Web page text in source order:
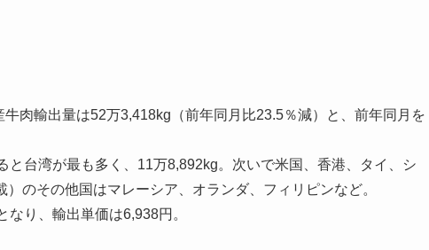
肉輸出量は52万3,418kg（前年同月比23.5％減）と、前年同月を
台湾が最も多く、11万8,892kg。次いで米国、香港、タイ、シ
のその他国はマレーシア、オランダ、フィリピンなど。
り、輸出単価は6,938円。